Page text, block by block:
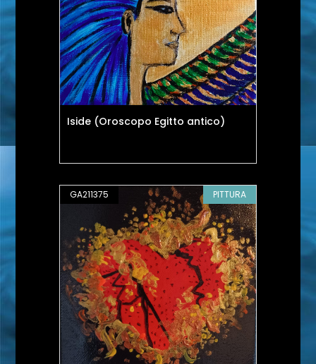
Iside (Oroscopo Egitto antico)
GA211375 PITTURA